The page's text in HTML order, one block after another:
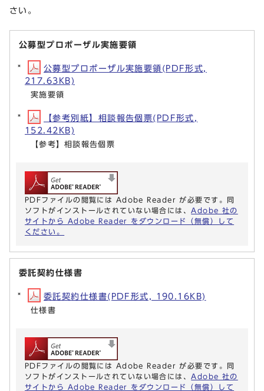
さい。
公募型プロポーザル実施要領
公募型プロポーザル実施要領(PDF形式,
217.63KB)
実施要領
【参考別紙】相談報告個票(PDF形式,
152.42KB)
【参考】相談報告個票
PDFファイルの閲覧には Adobe Reader が必要です。同
ソフトがインストールされていない場合には、 Adobe 社の
サイトから Adobe Reader をダウンロード（無償）して
ください。
委託契約仕様書
委託契約仕様書(PDF形式, 190.16KB)
仕様書
PDFファイルの閲覧には Adobe Reader が必要です。同
ソフトがインストールされていない場合には、 Adobe 社の
サイトから Adobe Reader をダウンロード（無償）して